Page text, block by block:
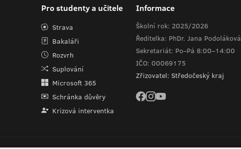
Pro studenty a učitele
Strava
Bakaláři
Rozvrh
Suplování
Microsoft 365
Schránka důvěry
Krizová interventka
Informace
Školní rok: 2025/2026
Ředitelka: PhDr. Jana Podoláková
Sekretariát: Po–Pá 8:00–14:00
IČO: 00069175
Zřizovatel: Středočeský kraj